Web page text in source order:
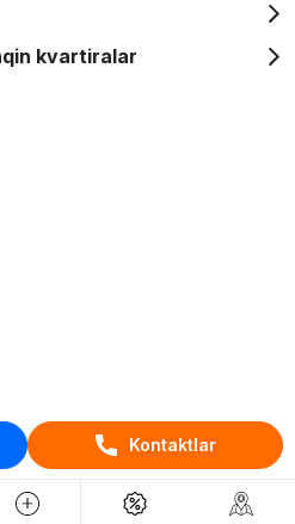
Kontaktlar
kvartiralar